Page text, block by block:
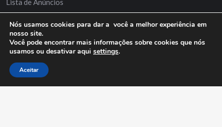
Anuncie Grátis
Nós usamos cookies para dar a você a melhor experiência em
nosso site.
Você pode encontrar mais informações sobre cookies que nós
usamos ou desativar aqui settings.
Aceitar